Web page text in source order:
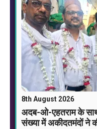
8th August 2026
अदब-ओ-एहतराम के साथ
संख्या में अकीदतमंदों ने